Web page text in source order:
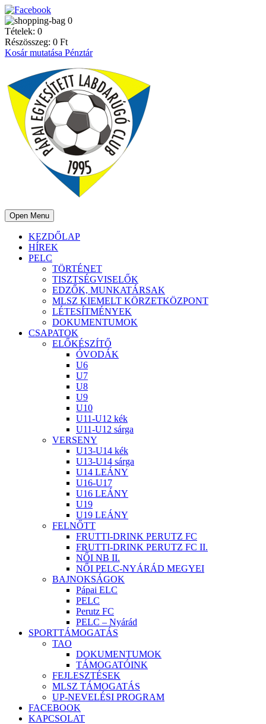
0
Tételek: 0
Részösszeg: 0 Ft
Kosár mutatása Pénztár
Open Menu
KEZDŐLAP
HÍREK
PELC
TÖRTÉNET
TISZTSÉGVISELŐK
EDZŐK, MUNKATÁRSAK
MLSZ KIEMELT KÖRZETKÖZPONT
LÉTESÍTMÉNYEK
DOKUMENTUMOK
CSAPATOK
ELŐKÉSZÍTŐ
ÓVODÁK
U6
U7
U8
U9
U10
U11-U12 kék
U11-U12 sárga
VERSENY
U13-U14 kék
U13-U14 sárga
U14 LEÁNY
U16-U17
U16 LEÁNY
U19
U19 LEÁNY
FELNŐTT
FRUTTI-DRINK PERUTZ FC
FRUTTI-DRINK PERUTZ FC II.
NŐI NB II.
NŐI PELC-NYÁRÁD MEGYEI
BAJNOKSÁGOK
Pápai ELC
PELC
Perutz FC
PELC – Nyárád
SPORTTÁMOGATÁS
TAO
DOKUMENTUMOK
TÁMOGATÓINK
FEJLESZTÉSEK
MLSZ TÁMOGATÁS
UP-NEVELÉSI PROGRAM
FACEBOOK
KAPCSOLAT